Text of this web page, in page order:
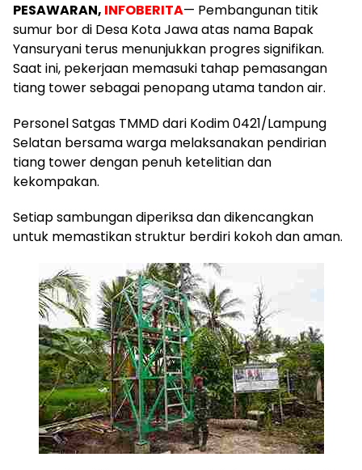
PESAWARAN, INFOBERITA— Pembangunan titik
sumur bor di Desa Kota Jawa atas nama Bapak
Yansuryani terus menunjukkan progres signifikan.
Saat ini, pekerjaan memasuki tahap pemasangan
tiang tower sebagai penopang utama tandon air.
Personel Satgas TMMD dari Kodim 0421/Lampung
Selatan bersama warga melaksanakan pendirian
tiang tower dengan penuh ketelitian dan
kekompakan.
Setiap sambungan diperiksa dan dikencangkan
untuk memastikan struktur berdiri kokoh dan aman.